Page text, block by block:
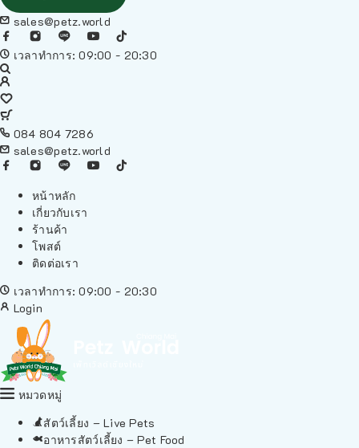
sales@petz.world
เวลาทำการ: 09:00 - 20:30
084 804 7286
sales@petz.world
หน้าหลัก
เกี่ยวกับเรา
ร้านค้า
โพสต์
ติดต่อเรา
เวลาทำการ: 09:00 - 20:30
Login
หมวดหมู่
สัตว์เลี้ยง – Live Pets
อาหารสัตว์เลี้ยง – Pet Food